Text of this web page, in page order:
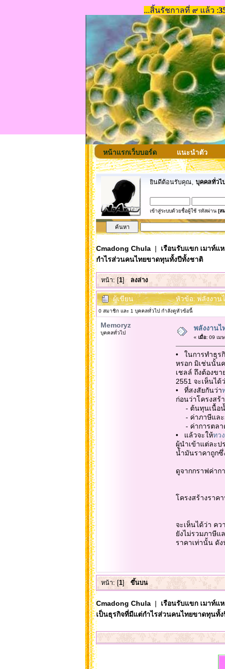
หน้าแรกเว็บบอร์ด แนะนำตัว
ยินดีต้อนรับคุณ, บุคคลทั่วไป
เข้าสู่ระบบด้วยชื่อผู้ใช้ รหัสผ่าน [ส
Cmadong Chula| เรือนรับแขก เมาท์แ
กำไรส่วนคนไทยขาดทุนทั้งปีทั้งชาติ
หน้า: [1] ลงล่าง
ผู้เขียน หัวข้อ: พลังงาน
0 สมาชิก และ 1 บุคคลทั่วไป กำลังดูหัวข้อนี้
Memoryz
บุคคลทั่วไป
พลังงานไ
« เมื่อ:09 เม
• ในการทำธุร
หรอก มิเช่นนั้น
เชลล์ ถึงต้องข
2551 จะเห็นไ
• ที่สงสัยกันว่า
ก่อนว่าโครงสร้
- ต้นทุนเนื้อ
- ค่าภาษีและ
- ค่าการตลา
• แล้วจะให้ทว
ผู้นำเข้าแต่ละป
น้ำมันราคาถูกซึ่
ดูจากกราฟค่าก
โครงสร้างราค
จะเห็นได้ว่า คว
ยังไม่รวมภาษีแ
ราคาเท่านั้น ดั
หน้า: [1] ขึ้นบน
Cmadong Chula| เรือนรับแขก เมาท์แ
เป็นธุรกิจที่มีแต่กำไรส่วนคนไทยขาดทุนทั้